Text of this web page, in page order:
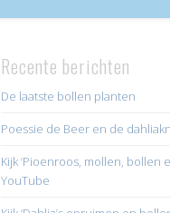
Recente berichten
De laatste bollen planten
Poessie de Beer en de
Kijk ‘Pioenroos, mollen, bollen
YouTube